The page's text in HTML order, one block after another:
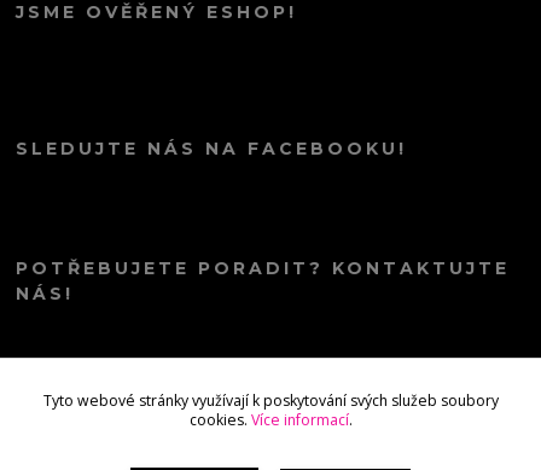
JSME OVĚŘENÝ ESHOP!
SLEDUJTE NÁS NA FACEBOOKU!
POTŘEBUJETE PORADIT? KONTAKTUJTE
NÁS!
Tyto webové stránky využívají k poskytování svých služeb soubory
cookies. Více informací.